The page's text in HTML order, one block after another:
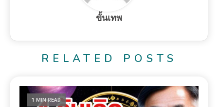
ขั้นเทพ
RELATED POSTS
1 MIN READ